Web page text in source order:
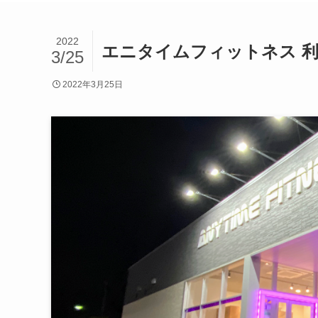
エニタイムフィットネス
2022
3/25
2022年3月25日